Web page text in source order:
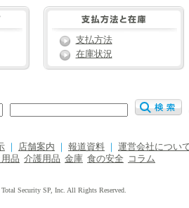
支払方法
在庫状況
店舗案内 報道資料 運営会社につい
用品 介護用品 金庫 食の安全 コラム
Security SP, Inc. All Rights Reserved.